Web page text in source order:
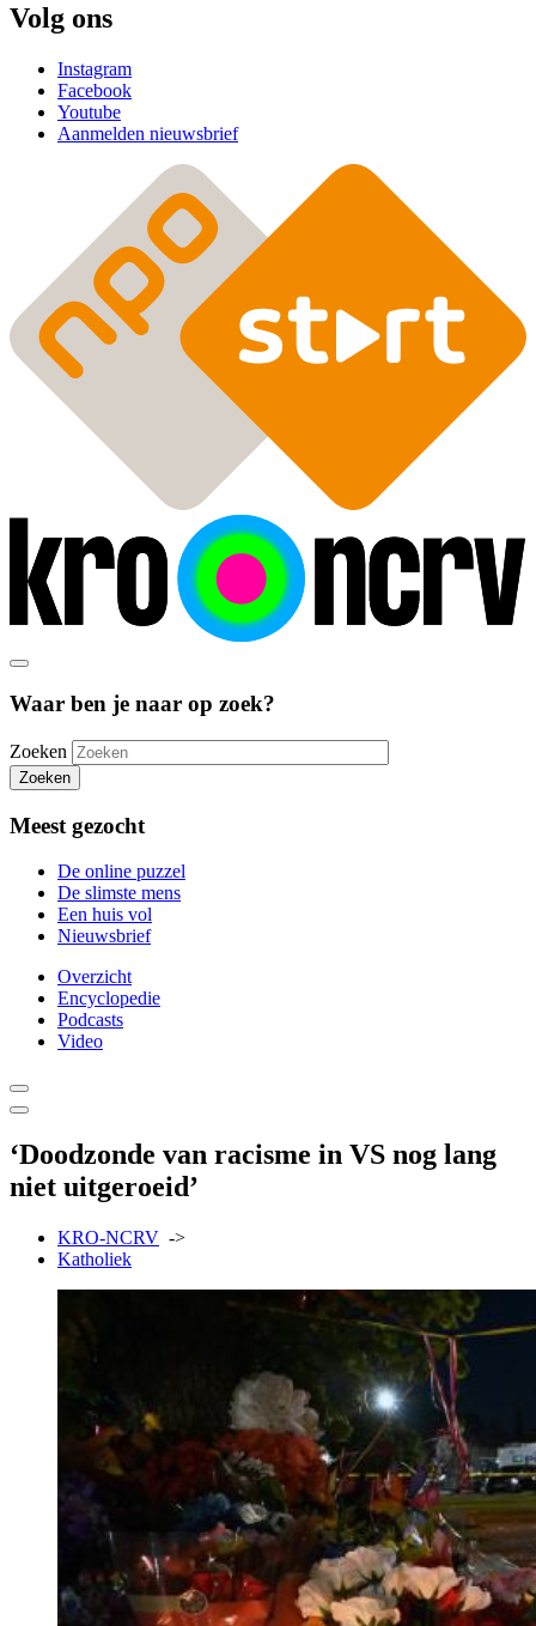
Volg ons
Instagram
Facebook
Youtube
Aanmelden nieuwsbrief
Waar ben je naar op zoek?
Zoeken
Zoeken
Meest gezocht
De online puzzel
De slimste mens
Een huis vol
Nieuwsbrief
Overzicht
Encyclopedie
Podcasts
Video
‘Doodzonde van racisme in VS nog lang
niet uitgeroeid’
KRO-NCRV ->
Katholiek